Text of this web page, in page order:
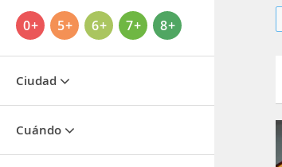
0+ 5+ 6+ 7+ 8+
Ciudad
Cuándo